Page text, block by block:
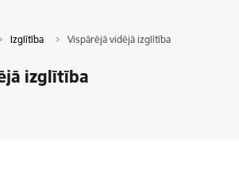
Izglītība Vispārējā vidējā izglītība
izglītība